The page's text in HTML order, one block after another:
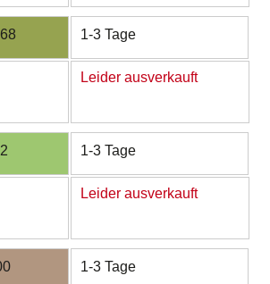
1-3 Tage
Leider ausverkauft
1-3 Tage
Leider ausverkauft
1-3 Tage